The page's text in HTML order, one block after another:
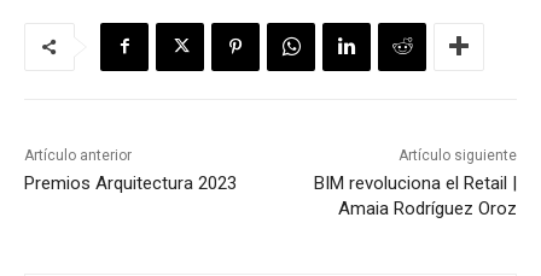
Artículo anterior
Premios Arquitectura 2023
Artículo siguiente
BIM revoluciona el Retail |
Amaia Rodríguez Oroz